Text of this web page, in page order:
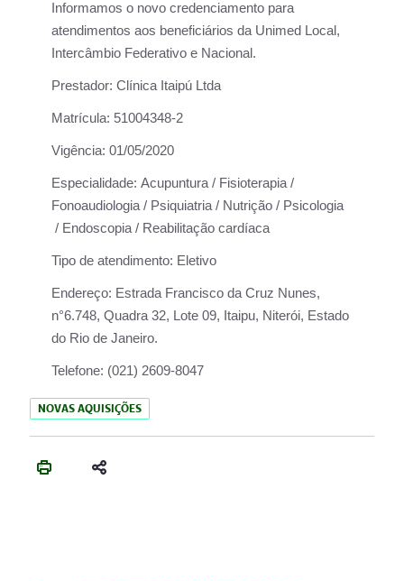
Informamos o novo credenciamento para
atendimentos aos beneficiários da Unimed Local,
Intercâmbio Federativo e Nacional.
Prestador: Clínica Itaipú Ltda
Matrícula: 51004348-2
Vigência: 01/05/2020
Especialidade: Acupuntura / Fisioterapia /
Fonoaudiologia / Psiquiatria / Nutrição / Psicologia
/ Endoscopia / Reabilitação cardíaca
Tipo de atendimento: Eletivo
Endereço: Estrada Francisco da Cruz Nunes,
n°6.748, Quadra 32, Lote 09, Itaipu, Niterói, Estado
do Rio de Janeiro.
Telefone: (021) 2609-8047
NOVAS AQUISIÇÕES